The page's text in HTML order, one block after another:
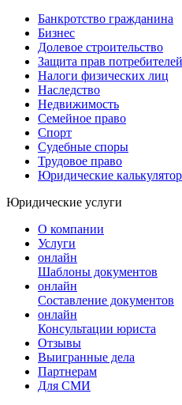
Банкротство гражданина
Бизнес
Долевое строительство
Защита прав потребителей
Налоги физических лиц
Наследство
Недвижимость
Семейное право
Спорт
Судебные споры
Трудовое право
Юридические
Юридические услуги
О компании
Услуги
онлайн
Шаблоны документов
онлайн
Составление документов
онлайн
Консультации юриста
Отзывы
Выигранные дела
Партнерам
Для СМИ